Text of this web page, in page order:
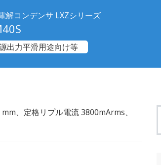
解コンデンサ LXZシリーズ
出力平滑用途向け等
、定格リプル電流 3800mArms、